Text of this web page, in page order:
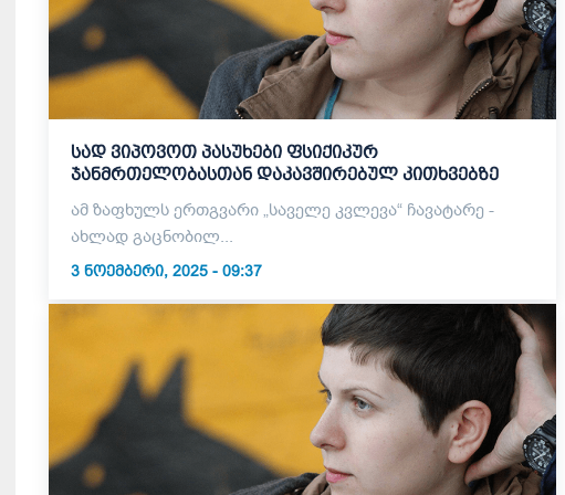
სად ვიპოვოთ პასუხები ფსიქიკურ
ჯანმრთელობასთან დაკავშირებულ კითხვებზე
ამ ზაფხულს ერთგვარი „საველე კვლევა“ ჩავატარე -
ახლად გაცნობილ...
3 ᲜᲝᲔᲛᲑᲔᲠᲘ, 2025 - 09:37